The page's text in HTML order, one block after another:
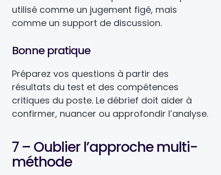
utilisé comme un jugement figé, mais
comme un support de discussion.
Bonne pratique
Préparez vos questions à partir des
résultats du test et des compétences
critiques du poste. Le débrief doit aider à
confirmer, nuancer ou approfondir l’analyse.
7 – Oublier l’approche multi-
méthode